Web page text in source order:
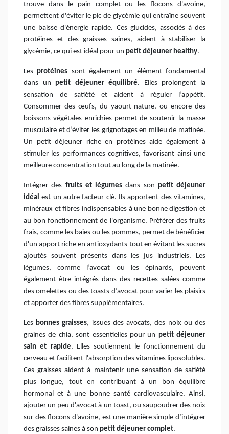
trouve dans le pain complet ou les flocons d'avoine,
permettent d'éviter le pic de glycémie qui entraîne souvent
une baisse d'énergie rapide. Ces glucides, associés à des
protéines et des graisses saines, aident à stabiliser la
glycémie, ce qui est idéal pour un petit déjeuner healthy.
Les protéines sont également un élément fondamental
dans un petit déjeuner équilibré. Elles prolongent la
sensation de satiété et aident à réguler l’appétit.
Consommer des œufs, du yaourt nature, ou encore des
boissons végétales enrichies permet de soutenir la masse
musculaire et d’éviter les grignotages en milieu de matinée.
Un petit déjeuner riche en protéines aide également à
stimuler les performances cognitives, favorisant ainsi une
meilleure concentration tout au long de la matinée.
Intégrer des fruits et légumes dans son petit déjeuner
idéal est un autre facteur clé. Ils apportent des vitamines,
minéraux et fibres indispensables à une bonne digestion et
au bon fonctionnement de l'organisme. Préférer des fruits
frais, comme les baies ou les pommes, permet de bénéficier
d'un apport riche en antioxydants tout en évitant les sucres
ajoutés souvent présents dans les jus industriels. Les
légumes, comme l’avocat ou les épinards, peuvent
également être intégrés dans des recettes salées comme
des omelettes ou des toasts d’avocat pour varier les plaisirs
et apporter des fibres supplémentaires.
Les bonnes graisses, issues des avocats, des noix ou des
graines de chia, sont essentielles pour un petit déjeuner
sain et rapide. Elles soutiennent le fonctionnement du
cerveau et facilitent l'absorption des vitamines liposolubles.
Ces graisses aident à maintenir une sensation de satiété
plus longue, tout en contribuant à un bon équilibre
hormonal et à une bonne santé cardiovasculaire. Ainsi,
ajouter un peu d'avocat à un toast, ou saupoudrer des noix
sur des flocons d'avoine, est une manière simple d’intégrer
des graisses saines à son petit déjeuner complet.